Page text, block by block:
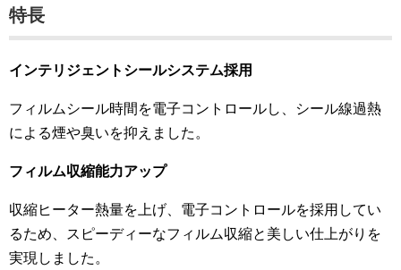
特長
インテリジェントシールシステム採用
フィルムシール時間を電子コントロールし、シール線過熱
による煙や臭いを抑えました。
フィルム収縮能力アップ
収縮ヒーター熱量を上げ、電子コントロールを採用してい
るため、スピーディーなフィルム収縮と美しい仕上がりを
実現しました。